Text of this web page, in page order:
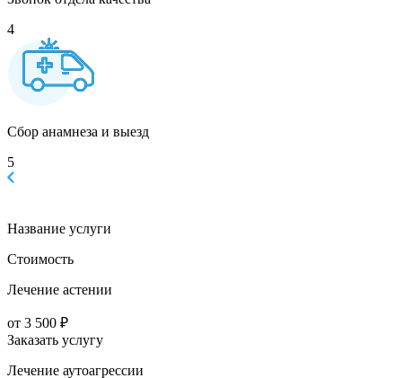
4
Сбор анамнеза и выезд
5
Название услуги
Стоимость
Лечение астении
от 3 500 ₽
Заказать услугу
Лечение аутоагрессии